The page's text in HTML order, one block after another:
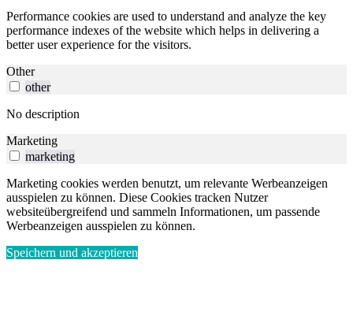
Performance cookies are used to understand and analyze the key
performance indexes of the website which helps in delivering a
better user experience for the visitors.
Other
other
No description
Marketing
marketing
Marketing cookies werden benutzt, um relevante Werbeanzeigen
ausspielen zu können. Diese Cookies tracken Nutzer
websiteübergreifend und sammeln Informationen, um passende
Werbeanzeigen ausspielen zu können.
Speichern und akzeptieren